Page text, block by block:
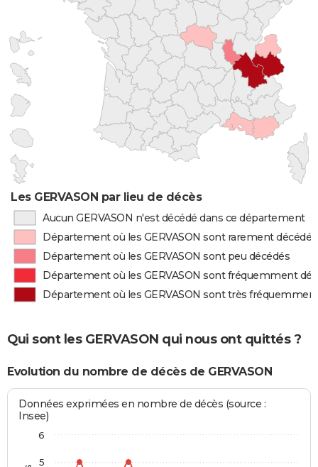
Les GERVASON par lieu de décès
Aucun GERVASON n'est décédé dans ce département
Département où les GERVASON sont rarement décédés
Département où les GERVASON sont peu décédés
Département où les GERVASON sont fréquemment
Département où les GERVASON sont très
Qui sont les GERVASON qui nous ont quittés ?
Evolution du nombre de décès de GERVASON
Données exprimées en nombre de décès (source :
Insee)
5
6